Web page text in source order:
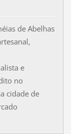
de Abelhas
e
no
cidade de